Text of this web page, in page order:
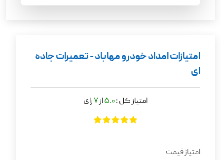
امتیازات امداد خودرو مهاباد - تعمیرات جاده
ای
امتیاز کل :5.0از7رای
امتیاز قیمت